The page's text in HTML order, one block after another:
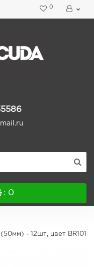
0
: 0
- 12шт, цвет BR101